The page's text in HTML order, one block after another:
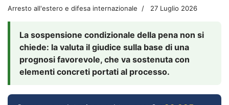
Arresto all'estero e difesa internazionale 27 Luglio 2026
La sospensione condizionale della pena non si
chiede: la valuta il giudice sulla base di una
prognosi favorevole, che va sostenuta con
elementi concreti portati al processo.